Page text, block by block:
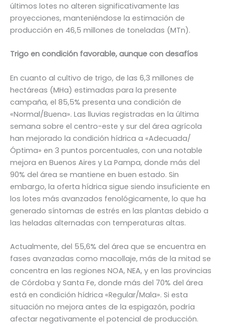
últimos lotes no alteren significativamente las
proyecciones, manteniéndose la estimación de
producción en 46,5 millones de toneladas (MTn).
Trigo en condición favorable, aunque con desafíos
En cuanto al cultivo de trigo, de las 6,3 millones de
hectáreas (MHa) estimadas para la presente
campaña, el 85,5% presenta una condición de
«Normal/Buena». Las lluvias registradas en la última
semana sobre el centro-este y sur del área agrícola
han mejorado la condición hídrica a «Adecuada/
Óptima» en 3 puntos porcentuales, con una notable
mejora en Buenos Aires y La Pampa, donde más del
90% del área se mantiene en buen estado. Sin
embargo, la oferta hídrica sigue siendo insuficiente en
los lotes más avanzados fenológicamente, lo que ha
generado síntomas de estrés en las plantas debido a
las heladas alternadas con temperaturas altas.
Actualmente, del 55,6% del área que se encuentra en
fases avanzadas como macollaje, más de la mitad se
concentra en las regiones NOA, NEA, y en las provincias
de Córdoba y Santa Fe, donde más del 70% del área
está en condición hídrica «Regular/Mala». Si esta
situación no mejora antes de la espigazón, podría
afectar negativamente el potencial de producción.